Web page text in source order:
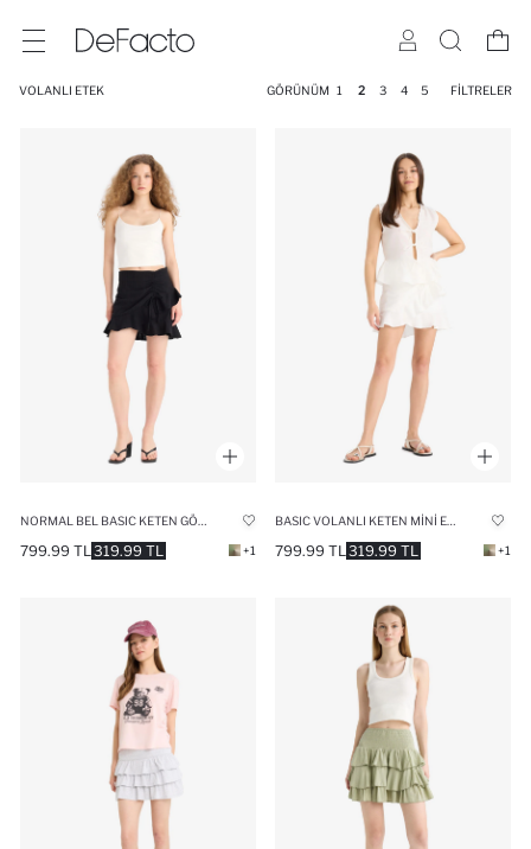
VOLANLI ETEK GÖRÜNÜM 1 2 3 4 5 FILTRELER
319.99 TL
799.99 TL +1 319.99 TL
799.99 TL +1